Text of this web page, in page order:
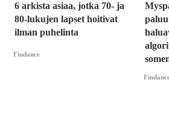
6 arkista asiaa, jotka 70- ja
80-lukujen lapset hoitivat
ilman puhelinta
Findance